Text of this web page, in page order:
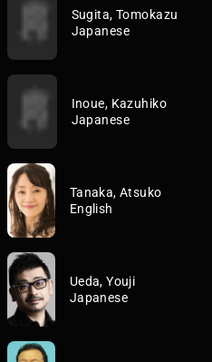
Sugita, Tomokazu
Japanese
Inoue, Kazuhiko
Japanese
Tanaka, Atsuko
English
Ueda, Youji
Japanese